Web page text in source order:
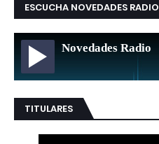
ESCUCHA NOVEDADES RADIO
Novedades Radio
TITULARES